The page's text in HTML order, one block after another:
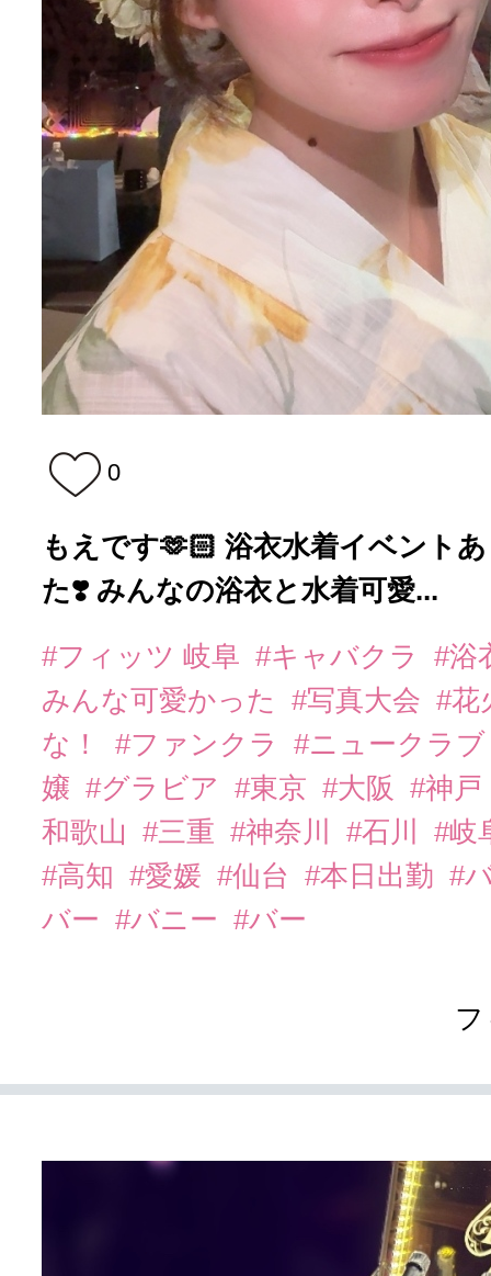
0
もえです🫶🏻 浴衣水着イベント
た❣️ みんなの浴衣と水着可愛...
#フィッツ 岐阜 #キャバクラ
#浴
みんな可愛かった
#写真大会 #花
な！
#ファンクラ
#ニュークラ
嬢 #グラビア #東京 #大阪
#神戸
和歌山
#三重 #神奈川 #石川
#岐
#高知 #愛媛 #仙台 #本日出勤 #
バー #バニー #バー